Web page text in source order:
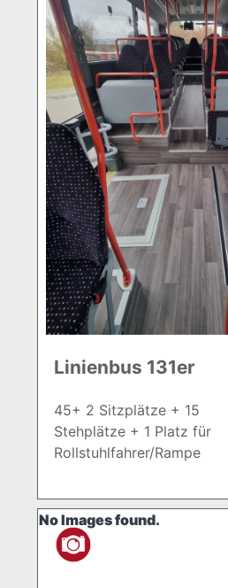
Linienbus 131er
45+ 2 Sitzplätze + 15
Stehplätze + 1 Platz für
Rollstuhlfahrer/Rampe
No Images found.